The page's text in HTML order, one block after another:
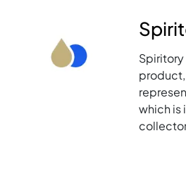
Spiritory
which is